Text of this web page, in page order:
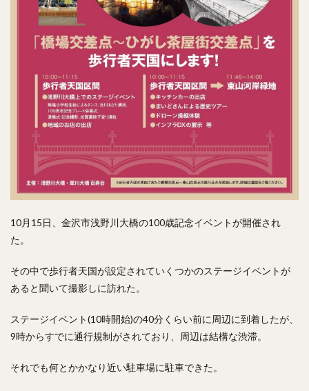
10月15日、金沢市浅野川大橋の100歳記念イベントが開催され
た。
その中で歩行者天国が設定されていくつかのステージイベントが
あると聞いて撮影しに訪れた。
ステージイベント(10時開始)の40分くらい前に周辺に到着したが、
9時からすでに通行規制がされており、周辺は結構な渋滞。
それでも何とかかなり近い駐車場に駐車できた。